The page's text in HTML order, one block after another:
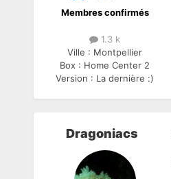
Membres confirmés
1.3 k
Ville : Montpellier
Box : Home Center 2
Version : La dernière :)
Dragoniacs